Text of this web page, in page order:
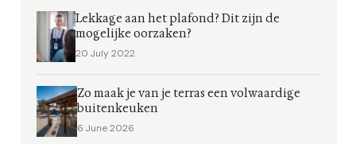
Lekkage aan het plafond? Dit zijn de
mogelijke oorzaken?
20 July 2022
Zo maak je van je terras een volwaardige
buitenkeuken
6 June 2026